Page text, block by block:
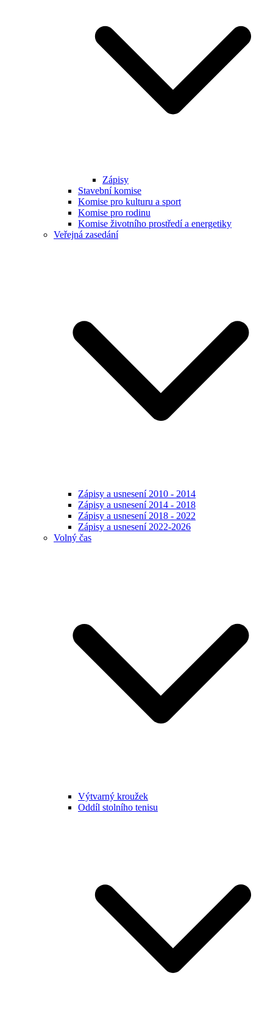
Zápisy
Stavební komise
Komise pro kulturu a sport
Komise pro rodinu
Komise životního prostředí a energetiky
Veřejná zasedání
Zápisy a usnesení 2010 - 2014
Zápisy a usnesení 2014 - 2018
Zápisy a usnesení 2018 - 2022
Zápisy a usnesení 2022-2026
Volný čas
Výtvarný kroužek
Oddíl stolního tenisu